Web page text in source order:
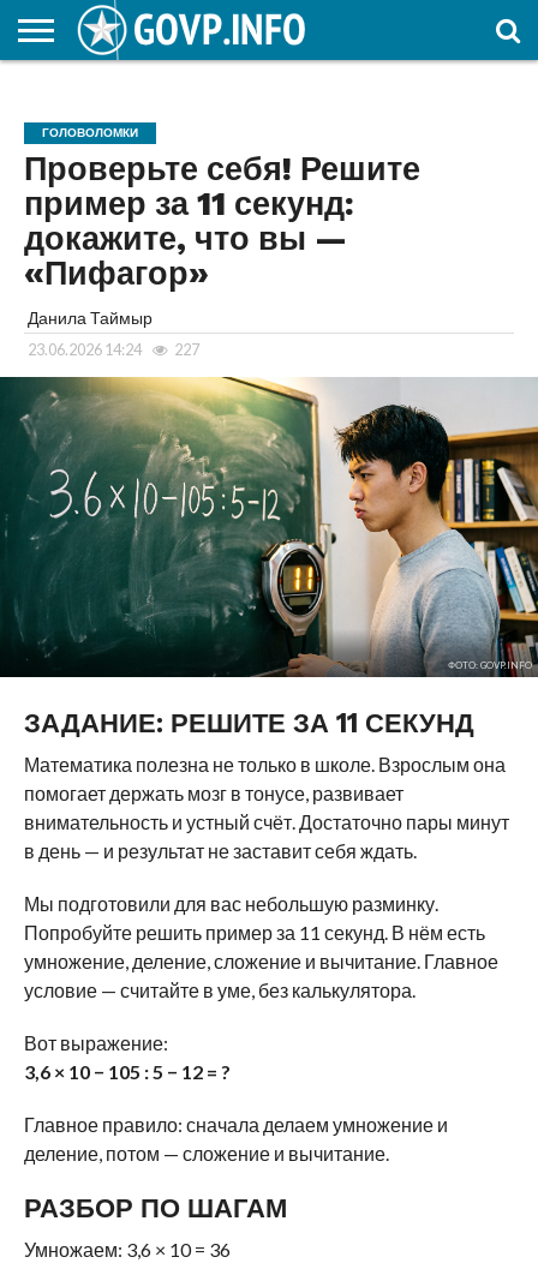
ОБРАЗОВАНИЕ
ГОЛОВОЛОМКИ
Проверьте себя! Решите
пример за 11 секунд:
докажите, что вы —
«Пифагор»
Данила Таймыр
23.06.2026 14:24 227
ФОТО: GOVP.INFO
ЗАДАНИЕ: РЕШИТЕ ЗА 11 СЕКУНД
Математика полезна не только в школе. Взрослым она
помогает держать мозг в тонусе, развивает
внимательность и устный счёт. Достаточно пары минут
в день — и результат не заставит себя ждать.
Мы подготовили для вас небольшую разминку.
Попробуйте решить пример за 11 секунд. В нём есть
умножение, деление, сложение и вычитание. Главное
условие — считайте в уме, без калькулятора.
Вот выражение:
3,6 × 10 − 105 : 5 − 12 = ?
Главное правило: сначала делаем умножение и
деление, потом — сложение и вычитание.
РАЗБОР ПО ШАГАМ
Умножаем: 3,6 × 10 = 36